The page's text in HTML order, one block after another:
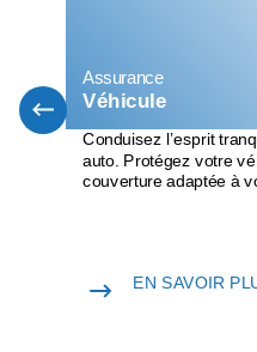
Assurance
Véhicule
Conduisez l’esprit
auto. Protégez votre
couverture adaptée à
EN SAVOIR